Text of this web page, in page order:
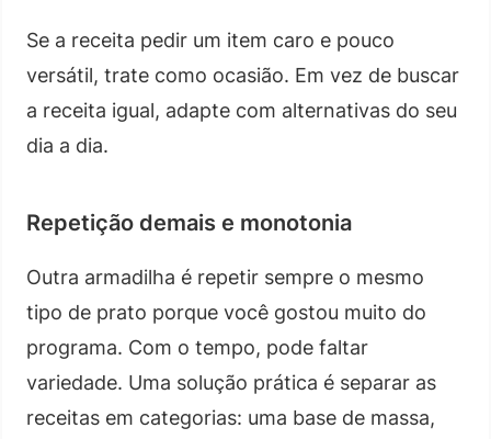
Se a receita pedir um item caro e pouco
versátil, trate como ocasião. Em vez de buscar
a receita igual, adapte com alternativas do seu
dia a dia.
Repetição demais e monotonia
Outra armadilha é repetir sempre o mesmo
tipo de prato porque você gostou muito do
programa. Com o tempo, pode faltar
variedade. Uma solução prática é separar as
receitas em categorias: uma base de massa,